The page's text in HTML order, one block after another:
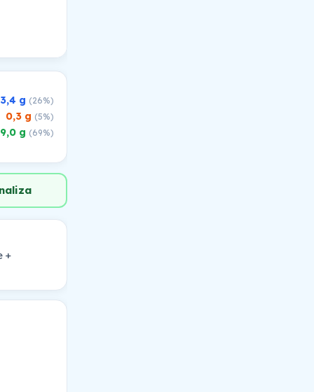
3,4 g (26%)
0,3 g (5%)
9,0 g (69%)
+